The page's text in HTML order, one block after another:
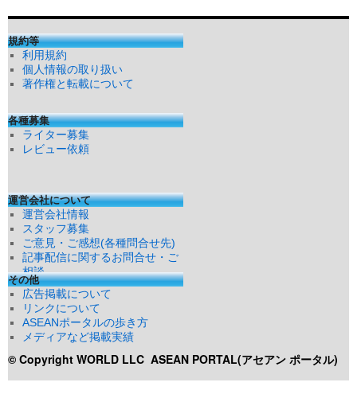
規約等
利用規約
個人情報の取り扱い
著作権と転載について
各種募集
ライター募集
レビュー依頼
運営会社について
運営会社情報
スタッフ募集
ご意見・ご感想(各種問合せ先)
記事配信に関するお問合せ・ご
相談
その他
広告掲載について
リンクについて
ASEANポータルの歩き方
メディアなど掲載実績
© Copyright WORLD LLC ASEAN PORTAL(アセアン ポータル)